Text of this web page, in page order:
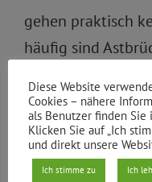
gehen praktisch
häufig sind
zur Folge haben.
Anderseits führen
erst nach
Diese Website
Cookies – nähere
als Benutzer finden Sie
Klicken Sie auf „Ich
und direkt unsere
Ich stimme zu Ich